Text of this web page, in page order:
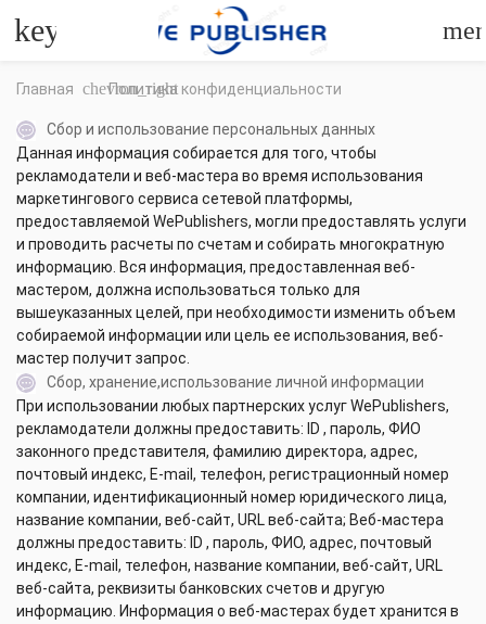
keyboard_arrow_left
Главная chevron_right
Политика конфиденциальности
Сбор и использование персональных данных
Данная информация собирается для того, чтобы
рекламодатели и веб-мастера во время использования
маркетингового сервиса сетевой платформы,
предоставляемой WePublishers, могли предоставлять услуги
и проводить расчеты по счетам и собирать многократную
информацию. Вся информация, предоставленная веб-
мастером, должна использоваться только для
вышеуказанных целей, при необходимости изменить объем
собираемой информации или цель ее использования, веб-
мастер получит запрос.
Сбор, хранение,использование личной информации
При использовании любых партнерских услуг WePublishers,
рекламодатели должны предоставить: ID , пароль, ФИО
законного представителя, фамилию директора, адрес,
почтовый индекс, E-mail, телефон, регистрационный номер
компании, идентификационный номер юридического лица,
название компании, веб-сайт, URL веб-сайта; Веб-мастера
должны предоставить: ID , пароль, ФИО, адрес, почтовый
индекс, E-mail, телефон, название компании, веб-сайт, URL
веб-сайта, реквизиты банковских счетов и другую
информацию. Информация о веб-мастерах будет хранится в